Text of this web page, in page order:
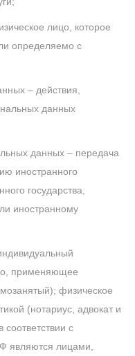
лицо, которое
определяемо с
– действия,
данных
данных – передача
иностранного
государства,
иностранному
применяющее
физическое
(нотариус, адвокат и
с
являются лицами,